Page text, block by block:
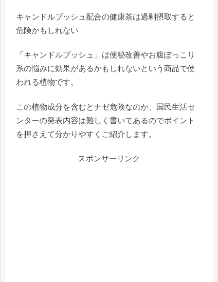
キャンドルブッシュ配合の健康茶は過剰摂取すると
危険かもしれない
「キャンドルブッシュ」は便秘改善やお腹ぽっこり
系の悩みに効果があるかもしれないという商品で使
われる植物です。
この植物成分を含むとナゼ危険なのか、国民生活セ
ンターの発表内容は難しく書いてあるのでポイント
を押さえて分かりやすくご紹介します。
スポンサーリンク